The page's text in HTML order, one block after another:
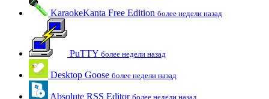
KaraokeKanta Free Edition более недели назад
PuTTY более недели назад
Desktop Goose более недели назад
Absolute RSS Editor более недели назад